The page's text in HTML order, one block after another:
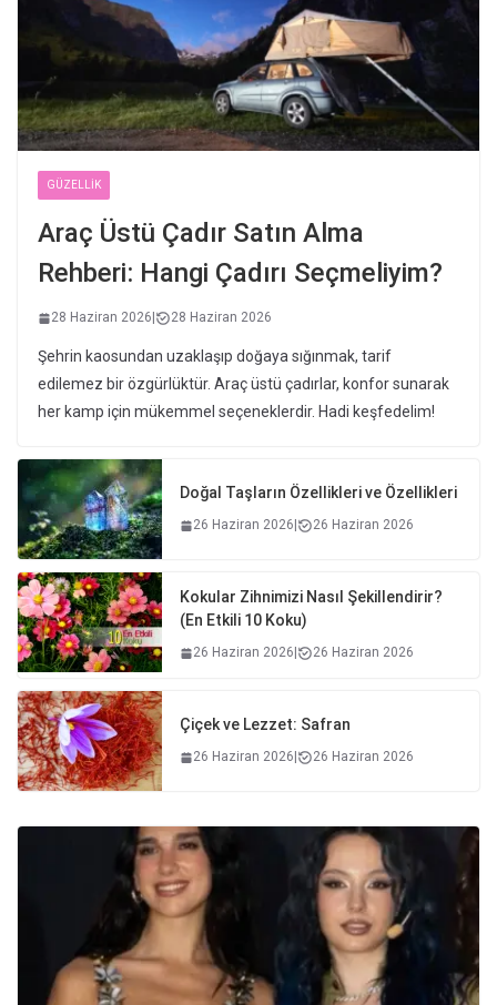
GÜZELLIK
Araç Üstü Çadır Satın Alma
Rehberi: Hangi Çadırı Seçmeliyim?
28 Haziran 2026 28 Haziran 2026
Şehrin kaosundan uzaklaşıp doğaya sığınmak, tarif
edilemez bir özgürlüktür. Araç üstü çadırlar, konfor sunarak
her kamp için mükemmel seçeneklerdir. Hadi keşfedelim!
Doğal Taşların Özellikleri ve Özellikleri
26 Haziran 2026 26 Haziran 2026
Kokular Zihnimizi Nasıl Şekillendirir?
(En Etkili 10 Koku)
26 Haziran 2026 26 Haziran 2026
Çiçek ve Lezzet: Safran
26 Haziran 2026 26 Haziran 2026